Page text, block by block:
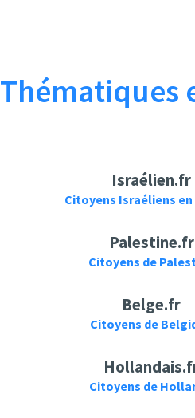
Thématiques
Israélien.fr
Citoyens Israéliens
Palestine.fr
Citoyens de
Belge.fr
Citoyens de
Citoyens de